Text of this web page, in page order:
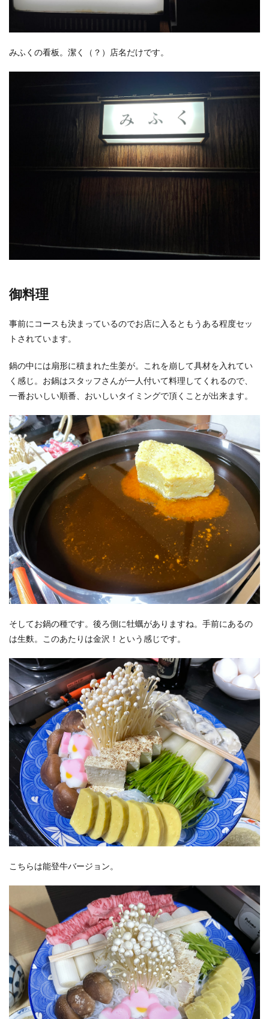
みふくの看板。潔く（？）店名だけです。
御料理
事前にコースも決まっているのでお店に入るともうある程度セッ
トされています。
鍋の中には扇形に積まれた生姜が。これを崩して具材を入れてい
く感じ。お鍋はスタッフさんが一人付いて料理してくれるので、
一番おいしい順番、おいしいタイミングで頂くことが出来ます。
そしてお鍋の種です。後ろ側に牡蠣がありますね。手前にあるの
は生麩。このあたりは金沢！という感じです。
こちらは能登牛バージョン。